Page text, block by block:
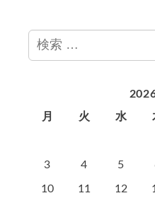
検
索
月
火 水
3 4 5
10 11 12